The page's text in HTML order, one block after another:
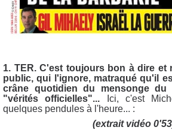
1. TER. C'est toujours bon à dire et
public, qui l'ignore, matraqué qu'il
crâne quotidien du mensonge du
"vérités officielles"...
Ici, c'est
quelques pendules à l'heure... :
(extrait vidéo